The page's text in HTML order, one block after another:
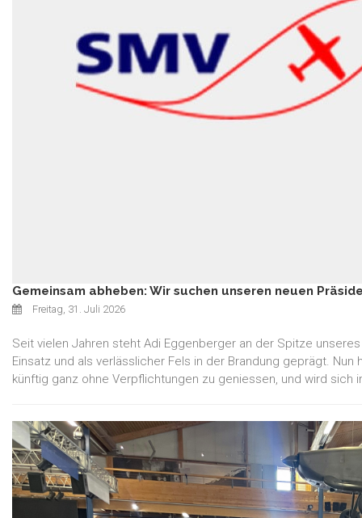
Gemeinsam abheben: Wir suchen unseren neuen
Freitag, 31. Juli 2026
Seit vielen Jahren steht Adi Eggenberger an der Spitze
Einsatz und als verlässlicher Fels in der Brandung geprägt.
künftig ganz ohne Verpflichtungen zu geniessen, und wird